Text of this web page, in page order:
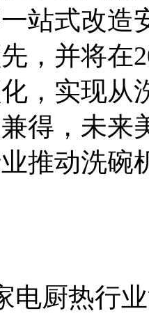
站式改造
，并将在
，实现从
得，未来
推动洗碗
电厨热行